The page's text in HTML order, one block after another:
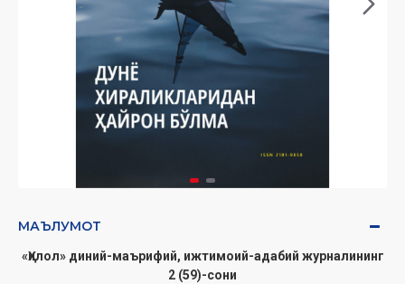
МАЪЛУМОТ
«Ҳилол» диний-маърифий, ижтимоий-адабий журналининг
2 (59)-сони